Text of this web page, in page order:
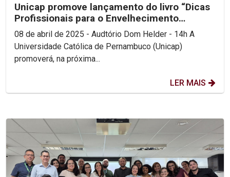
Unicap promove lançamento do livro “Dicas
Profissionais para o Envelhecimento
Saudável”
08 de abril de 2025 - Audtório Dom Helder - 14h A
Universidade Católica de Pernambuco (Unicap)
promoverá, na próxima...
LER MAIS